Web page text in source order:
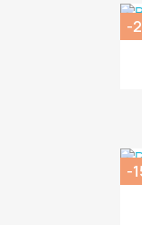
-
-